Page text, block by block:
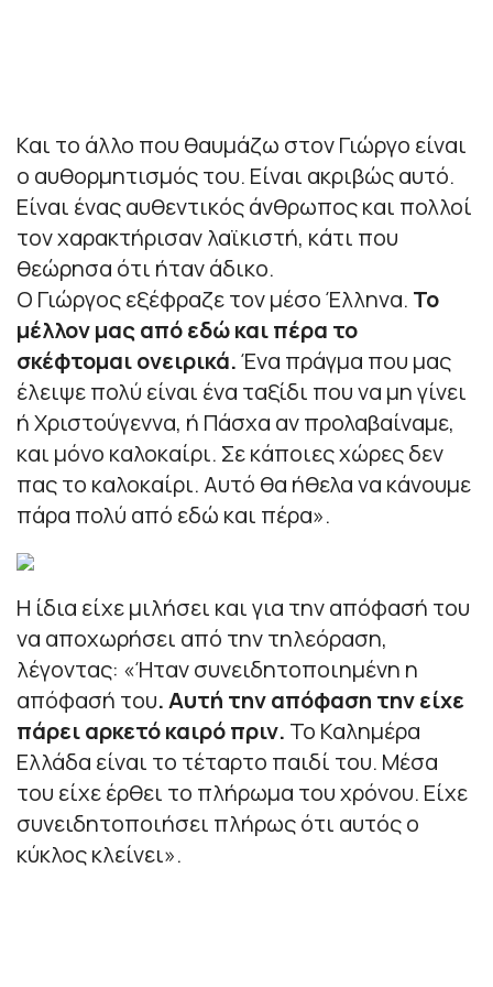
Και το άλλο που θαυμάζω στον Γιώργο είναι
ο αυθορμητισμός του. Είναι ακριβώς αυτό.
Είναι ένας αυθεντικός άνθρωπος και πολλοί
τον χαρακτήρισαν λαϊκιστή, κάτι που
θεώρησα ότι ήταν άδικο.
Ο Γιώργος εξέφραζε τον μέσο Έλληνα. Το
μέλλον μας από εδώ και πέρα το
σκέφτομαι ονειρικά.Ένα πράγμα που μας
έλειψε πολύ είναι ένα ταξίδι που να μη γίνει
ή Χριστούγεννα, ή Πάσχα αν προλαβαίναμε,
και μόνο καλοκαίρι. Σε κάποιες χώρες δεν
πας το καλοκαίρι. Αυτό θα ήθελα να κάνουμε
πάρα πολύ από εδώ και πέρα».
H ίδια είχε μιλήσει και για την απόφασή του
να αποχωρήσει από την τηλεόραση,
λέγοντας: «Ήταν συνειδητοποιημένη η
απόφασή του. Αυτή την απόφαση την είχε
πάρει αρκετό καιρό πριν. Το Καλημέρα
Ελλάδα είναι το τέταρτο παιδί του. Μέσα
του είχε έρθει το πλήρωμα του χρόνου. Είχε
συνειδητοποιήσει πλήρως ότι αυτός ο
κύκλος κλείνει».